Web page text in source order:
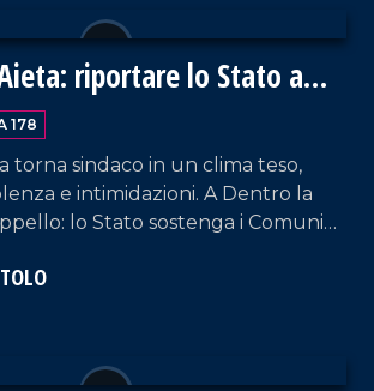
riportare lo Stato a
178
torna sindaco in un clima teso,
e intimidazioni. A Dentro la
lo Stato sostenga i Comuni